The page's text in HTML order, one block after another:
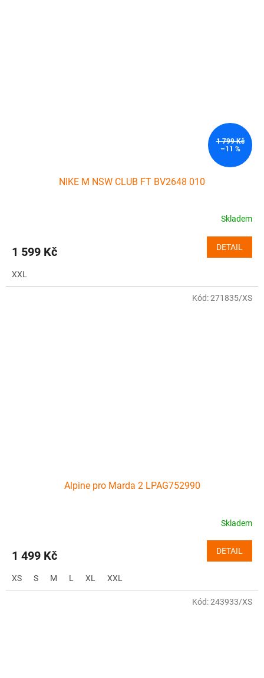
1 799 Kč
–11 %
NIKE M NSW CLUB FT BV2648 010
Skladem
1 599 Kč DETAIL
XXL
Alpine pro Marda 2 LPAG752990
Skladem
1 499 Kč DETAIL
XS S M L XL XXL
Kód:271835/XS
Kód:243933/XS